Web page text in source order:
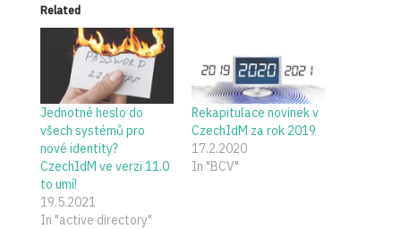
Related
Jednotné heslo do
všech systémů pro
nové identity?
CzechIdM ve verzi 11.0
to umí!
19.5.2021
In "active directory"
Rekapitulace novinek v
CzechIdM za rok 2019
17.2.2020
In "BCV"